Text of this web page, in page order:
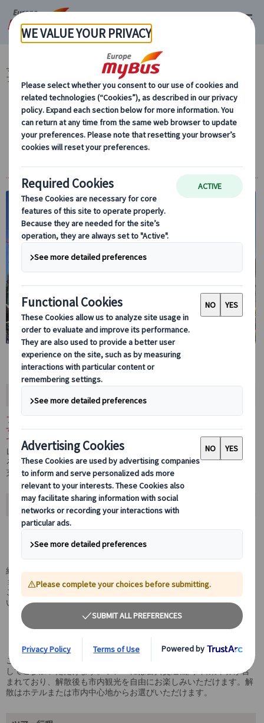
マイバス・ヨーロッパ ドイツ (28) フランクフルト (17)
フランクフルト市内観光 (2)
【プライベート】フランクフルト３時間専用
日本語ガイド 午前/午後（公共交通機関1日
フランクフルトを知り尽くした日本語ガイドの案内で、市内に点在
する主要観光スポットを効率よく巡るプライベート市内観光ツアー
です。
レーマー広場や旧市街、マイン川周辺などフランクフルトの見どこ
ろを、歴史や文化の解説とともにご案内します。限られた時間でも
充実したフランクフルト観光をお楽しみいただけます。
ツアーのポイント
日本語ガイド貸切で自由にアレンジできるフラ
ンクフルト観光
経験豊富な日本語ガイドをチャーターし、観光スポット巡りからシ
ョッピングまで、ご希望に合わせた観光プランを自由に組み立てる
ことが可能です。お客様のペースでフランクフルト観光をお楽しみ
いただけます。
ホテル発着＆公共交通機関1日乗車券付きで安
ご宿泊ホテルから出発するため、初めてのフランクフルトでも安心
してご参加いただけます。ツアーには公共交通機関1日乗車券が含
まれており、解散後も市内観光を自由にお楽しみいただけます。解
散はホテルまたは市内中心地からお選びいただけます。